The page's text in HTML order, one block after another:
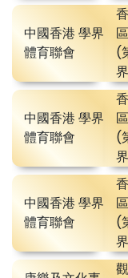
中國香港 學界
體育聯會
(
中國香港 學界
體育聯會
(
中國香港 學界
體育聯會
(